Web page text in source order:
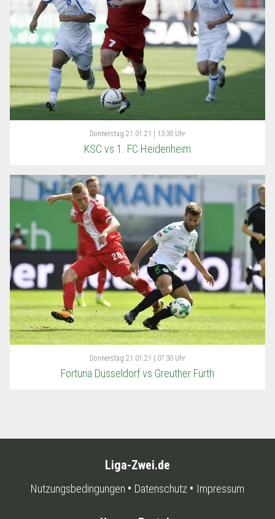
Donnerstag 21.01.21 | 13:30 Uhr
KSC vs 1. FC Heidenheim
Donnerstag 21.01.21 | 07:30 Uhr
Fortuna Düsseldorf vs Greuther Fürth
Liga-Zwei.de
Nutzungsbedingungen Datenschutz Impressum